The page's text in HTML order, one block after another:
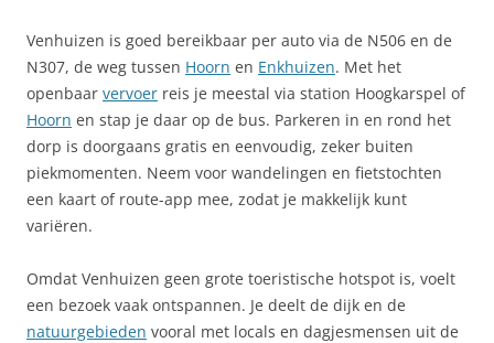
Venhuizen is goed bereikbaar per auto via de N506 en de
N307, de weg tussen Hoorn en Enkhuizen. Met het
openbaar vervoer reis je meestal via station Hoogkarspel of
Hoorn en stap je daar op de bus. Parkeren in en rond het
dorp is doorgaans gratis en eenvoudig, zeker buiten
piekmomenten. Neem voor wandelingen en fietstochten
een kaart of route-app mee, zodat je makkelijk kunt
variëren.
Omdat Venhuizen geen grote toeristische hotspot is, voelt
een bezoek vaak ontspannen. Je deelt de dijk en de
natuurgebieden vooral met locals en dagjesmensen uit de